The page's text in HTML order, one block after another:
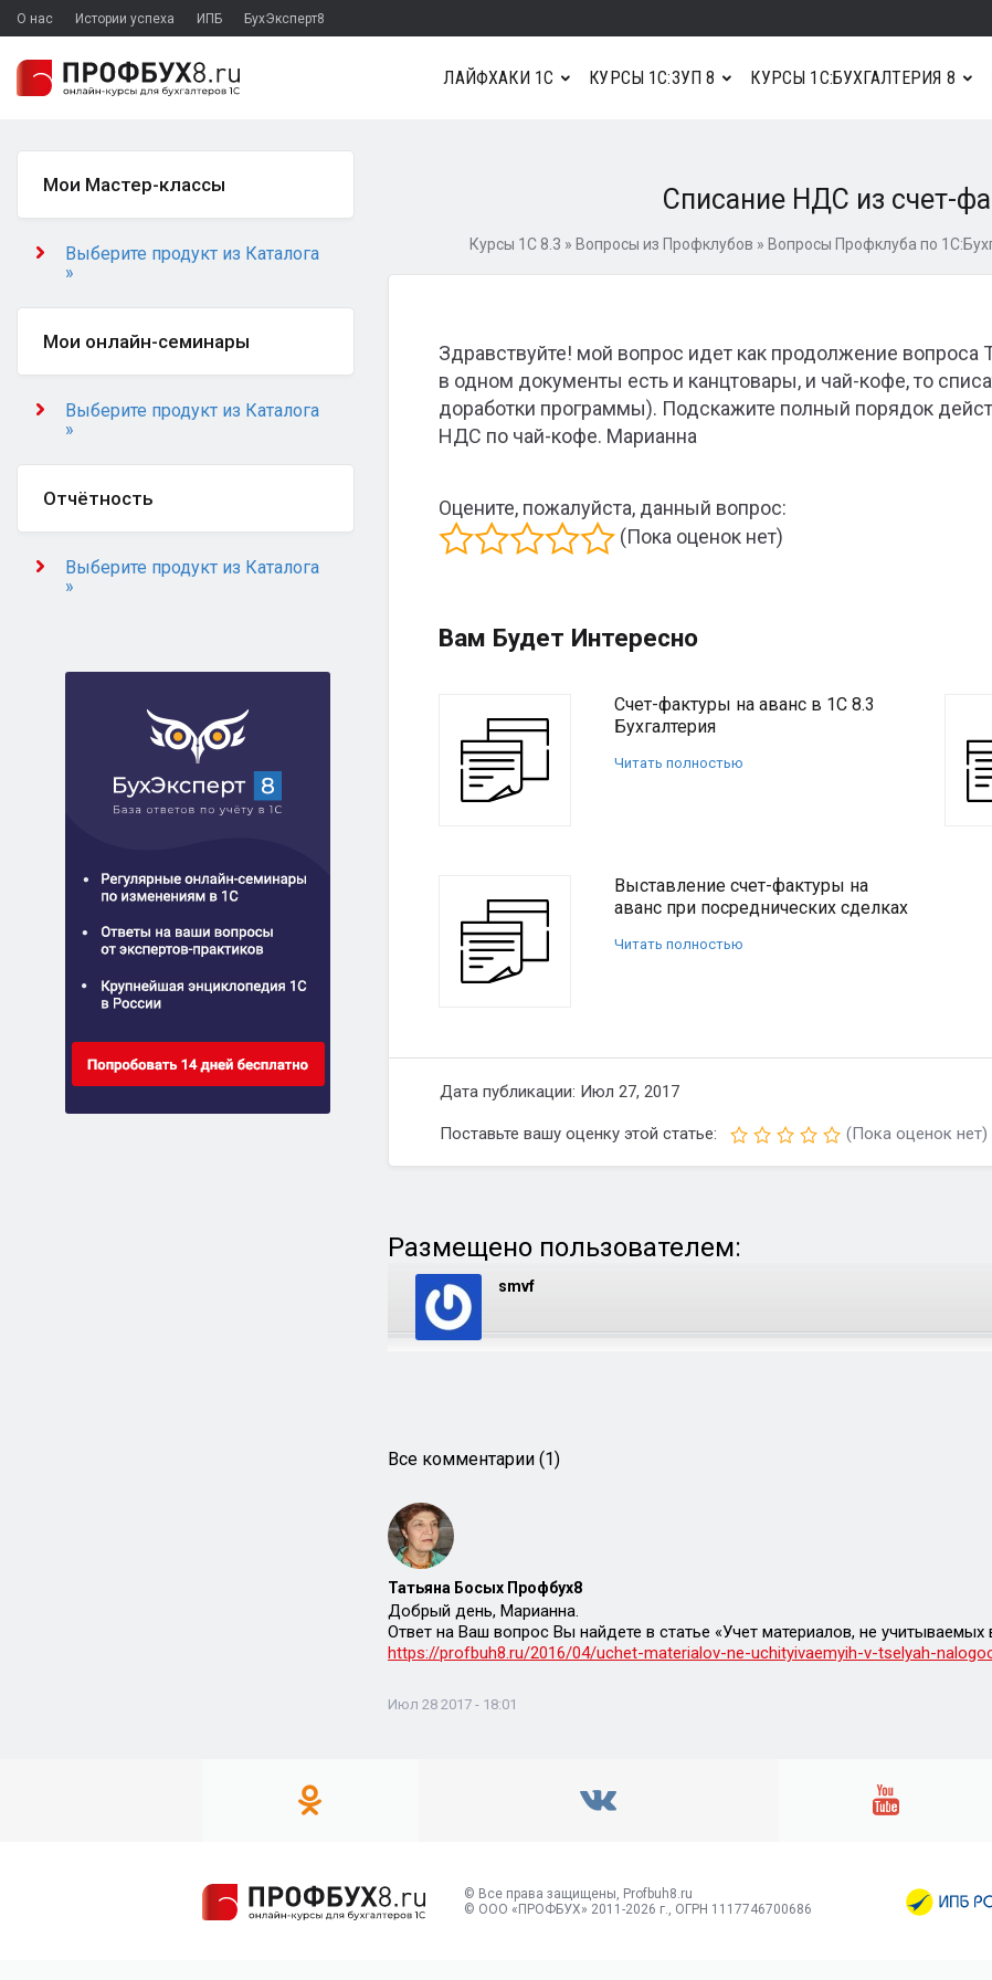
О нас Истории успеха ИПБ БухЭксперт8
ЛАЙФХАКИ 1С КУРСЫ 1С:ЗУП 8 КУРСЫ 1С:БУХГАЛТЕРИЯ 8
Списание НДС из счет-
Курсы 1С 8.3 » Вопросы из Профклубов » Вопросы Профклуба по
Здравствуйте! мой вопрос идет как продолжение вопроса
в одном документы есть и канцтовары, и чай-кофе, то
доработки программы). Подскажите полный порядок
НДС по чай-кофе. Марианна
Оцените, пожалуйста, данный вопрос:
(Пока оценок нет)
Вам Будет Интересно
Счет-фактуры на аванс в 1С 8.3
Бухгалтерия
Читать полностью
Выставление счет-фактуры на
аванс при посреднических сделках
Читать полностью
Дата публикации: Июл 27, 2017
Поставьте вашу оценку этой статье: (Пока оценок нет)
Размещено пользователем:
smvf
Все комментарии (1)
Татьяна Босых Профбух8
Добрый день, Марианна.
Ответ на Ваш вопрос Вы найдете в статье «Учет материалов, не
https://profbuh8.ru/2016/04/uchet-materialov-ne-uchityivaemyih-v-tselyah-
Июл 28 2017 - 18:01
Мои Мастер-классы
Выберите продукт из Каталога
»
Мои онлайн-семинары
Выберите продукт из Каталога
»
Отчётность
Выберите продукт из Каталога
»
© Все права защищены, Profbuh8.ru
© ООО «ПРОФБУХ» 2011-2026 г., ОГРН 1117746700686